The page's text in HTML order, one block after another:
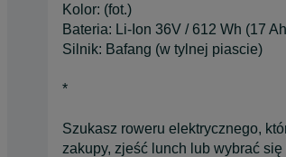
Kolor: (fot.)
Bateria: Li-Ion 36V / 612 Wh (17
Silnik: Bafang (w tylnej piascie)
*
Szukasz roweru elektrycznego,
zakupy, zjeść lunch lub wybrać